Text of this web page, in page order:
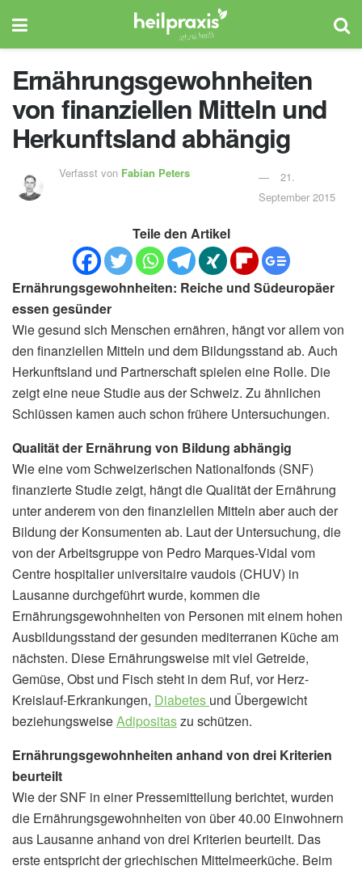
Ernährungsgewohnheiten
von finanziellen Mitteln und
Herkunftsland abhängig
Verfasst von Fabian Peters
21.
September 2015
Teile den Artikel
Ernährungsgewohnheiten: Reiche und Südeuropäer
essen gesünder
Wie gesund sich Menschen ernähren, hängt vor allem von
den finanziellen Mitteln und dem Bildungsstand ab. Auch
Herkunftsland und Partnerschaft spielen eine Rolle. Die
zeigt eine neue Studie aus der Schweiz. Zu ähnlichen
Schlüssen kamen auch schon frühere Untersuchungen.
Qualität der Ernährung von Bildung abhängig
Wie eine vom Schweizerischen Nationalfonds (SNF)
finanzierte Studie zeigt, hängt die Qualität der Ernährung
unter anderem von den finanziellen Mitteln aber auch der
Bildung der Konsumenten ab. Laut der Untersuchung, die
von der Arbeitsgruppe von Pedro Marques-Vidal vom
Centre hospitalier universitaire vaudois (CHUV) in
Lausanne durchgeführt wurde, kommen die
Ernährungsgewohnheiten von Personen mit einem hohen
Ausbildungsstand der gesunden mediterranen Küche am
nächsten. Diese Ernährungsweise mit viel Getreide,
Gemüse, Obst und Fisch steht in dem Ruf, vor Herz-
Kreislauf-Erkrankungen, Diabetes und Übergewicht
beziehungsweiseAdipositaszu schützen.
Ernährungsgewohnheiten anhand von drei Kriterien
beurteilt
Wie der SNF in einer Pressemitteilung berichtet, wurden
die Ernährungsgewohnheiten von über 40.00 Einwohnern
aus Lausanne anhand von drei Kriterien beurteilt. Das
erste entspricht der griechischen Mittelmeerküche. Beim